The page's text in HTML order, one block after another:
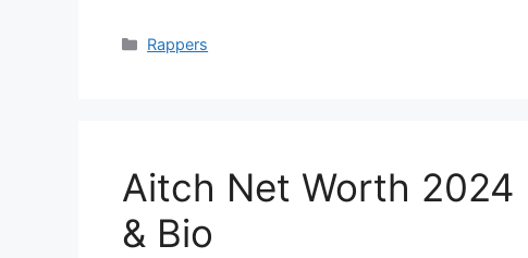
Categories
Rappers
Aitch Net Worth 2024
& Bio